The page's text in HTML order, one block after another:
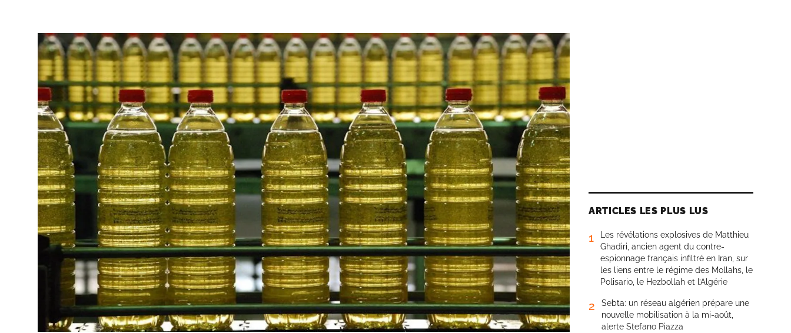
ARTICLES LES PLUS LUS
1
Les révélations explosives de Matthieu
Ghadiri, ancien agent du contre-
espionnage français infiltré en Iran, sur
les liens entre le régime des Mollahs, le
Polisario, le Hezbollah et l’Algérie
2
Sebta: un réseau algérien prépare une
nouvelle mobilisation à la mi-août,
alerte Stefano Piazza